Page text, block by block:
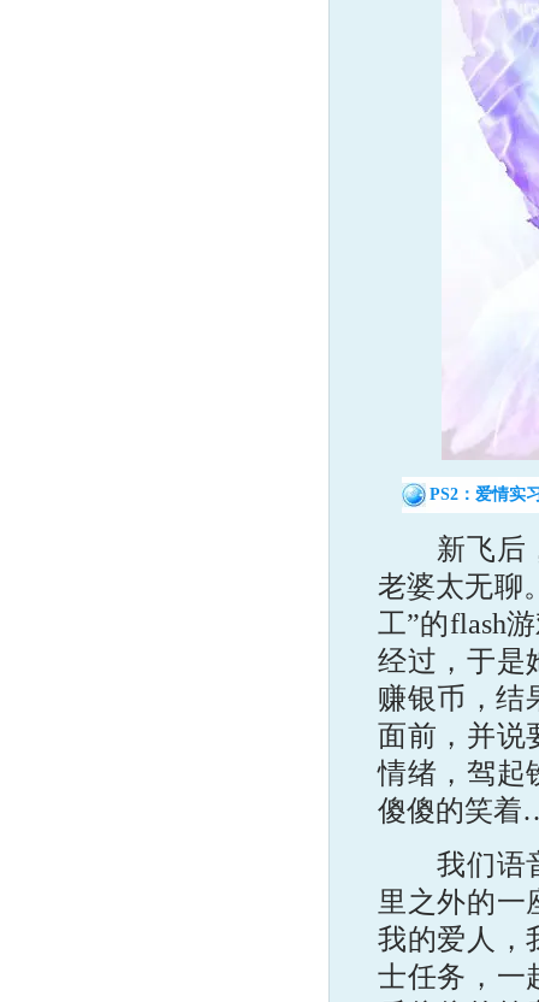
PS2：爱情实
新飞后，
老婆太无聊
工”的flash
经过，于是
赚银币，结
面前，并说
情绪，驾起
傻傻的笑着
我们语音
里之外的一
我的爱人，
士任务，一